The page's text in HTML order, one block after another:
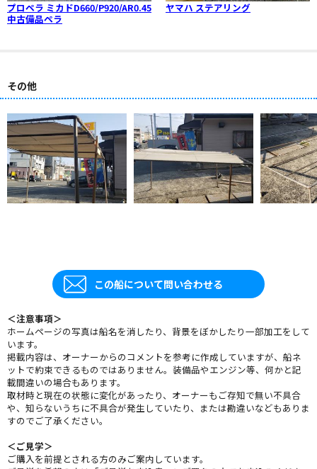
プロペラ ミカドD660/P920/AR0.45
中古備品ペラ
ヤマハ ステアリング
その他
この船について問い合わせる
＜注意事項＞
ホームページの写真は船名を消したり、背景をぼかしたり一部加工をして
います。
掲載内容は、オーナーからのコメントを参考に作成していますが、船ネ
ットで約束できるものではありません。装備品やエンジン等、何かと記
載間違いの場合もあります。
取材時と現在の状態に変化があったり、オーナーもご存知で無い不具合
や、知らないうちに不具合が発生していたり、または勘違いなどもありま
すのでご了承ください。
＜ご見学＞
ご購入を前提とされる方のみご案内しています。